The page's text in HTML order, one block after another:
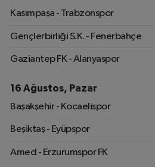
Kasımpaşa - Trabzonspor
Gençlerbirliği S.K. - Fenerbahçe
Gaziantep FK - Alanyaspor
16 Ağustos, Pazar
Başakşehir - Kocaelispor
Beşiktaş - Eyüpspor
Amed - Erzurumspor FK